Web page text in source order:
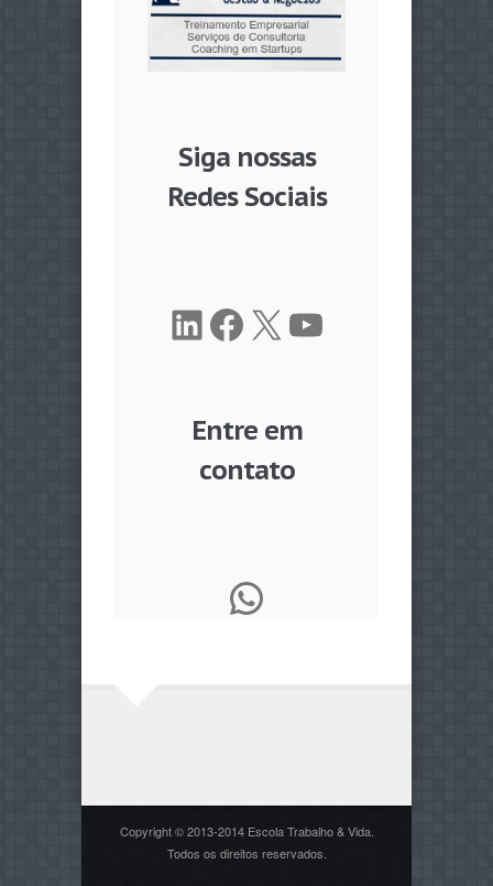
Siga nossas
Redes Sociais
LinkedIn
Facebook
X Youtube
Entre em
contato
WhatsApp
Copyright © 2013-2014 Escola Trabalho & Vida.
Todos os direitos reservados.